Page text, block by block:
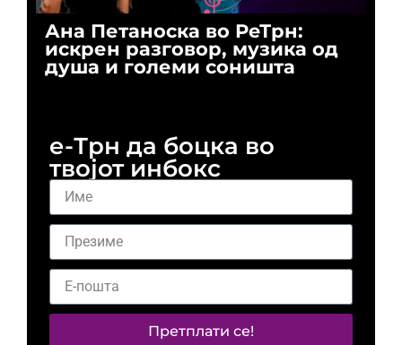
Ана Петаноска во РеТрн:
искрен разговор, музика од
душа и големи соништа
е-Трн да боцка во
твојот инбокс
Претплати се!